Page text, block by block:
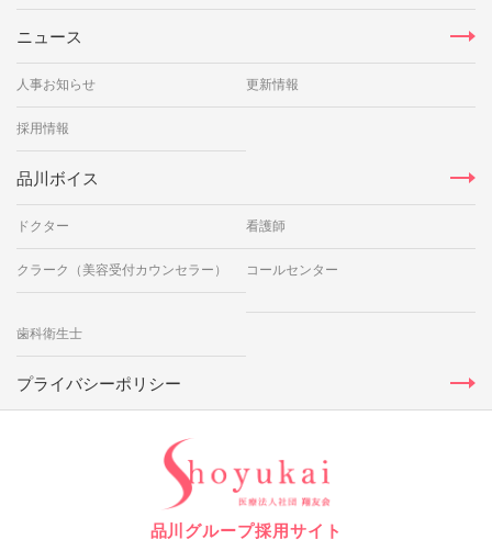
ニュース
人事お知らせ 更新情報
採用情報
品川ボイス
ドクター 看護師
クラーク（美容受付カウンセラー） コールセンター
歯科衛生士
プライバシーポリシー
品川グループ採用サイト